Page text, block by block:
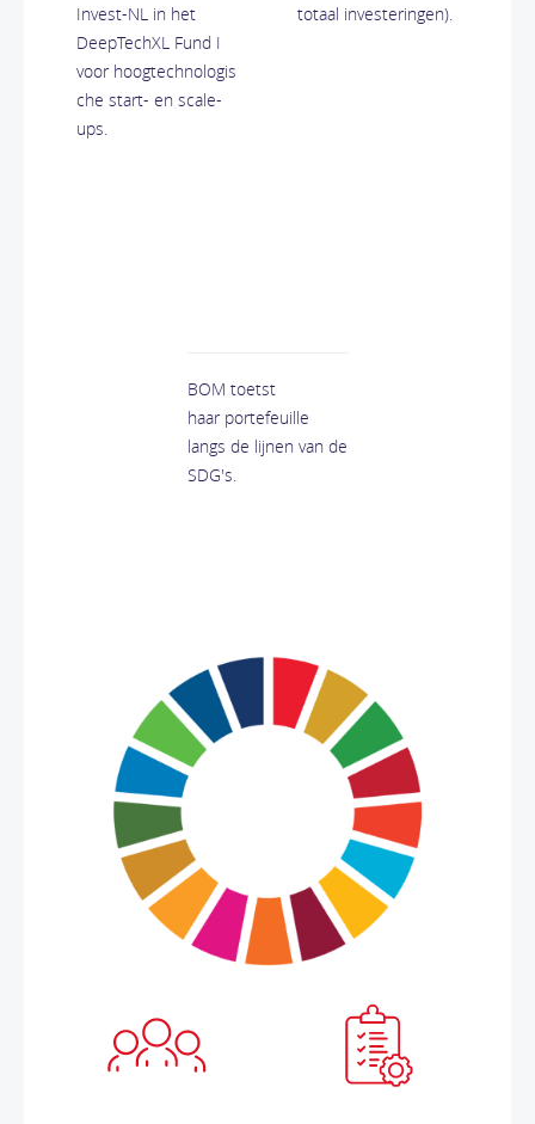
Invest-NL in het
DeepTechXL Fund I
voor hoogtechnologis
che start- en scale-
ups.
totaal investeringen).
BOM toetst
haar portefeuille
langs de lijnen van de
SDG's.